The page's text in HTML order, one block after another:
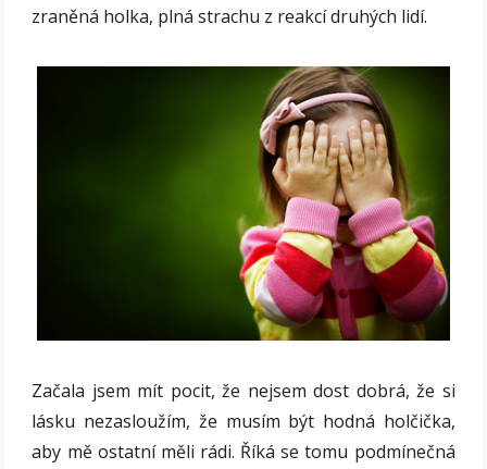
zraněná holka, plná strachu z reakcí druhých lidí.
Začala jsem mít pocit, že nejsem dost dobrá, že si
lásku nezasloužím, že musím být hodná holčička,
aby mě ostatní měli rádi. Říká se tomu podmínečná